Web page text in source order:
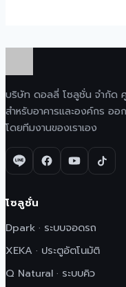
บริษัท ดอลลี่ โซลูชั่น จำกัด
สำหรับอาคารและองค์กร อ
โดยทีมงานของเราเอง
โซลูชั่น
Dpark · ระบบจอดรถ
XEKA · ประตูอัตโนมัติ
Q Natural · ระบบคิว